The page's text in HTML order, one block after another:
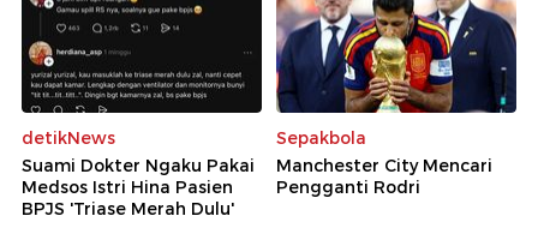
detikNews
Suami Dokter Ngaku Pakai
Medsos Istri Hina Pasien
BPJS 'Triase Merah Dulu'
Sepakbola
Manchester City Mencari
Pengganti Rodri